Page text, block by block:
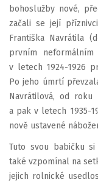
bohoslužby nové,
začali se její
Františka Navrátila
prvním
v letech 1924-1926
Po jeho úmrtí
Navrátilová, od roku
a pak v letech 1935-
nově ustavené
Tuto svou babičku
také vzpomínal na
jejich rolnické